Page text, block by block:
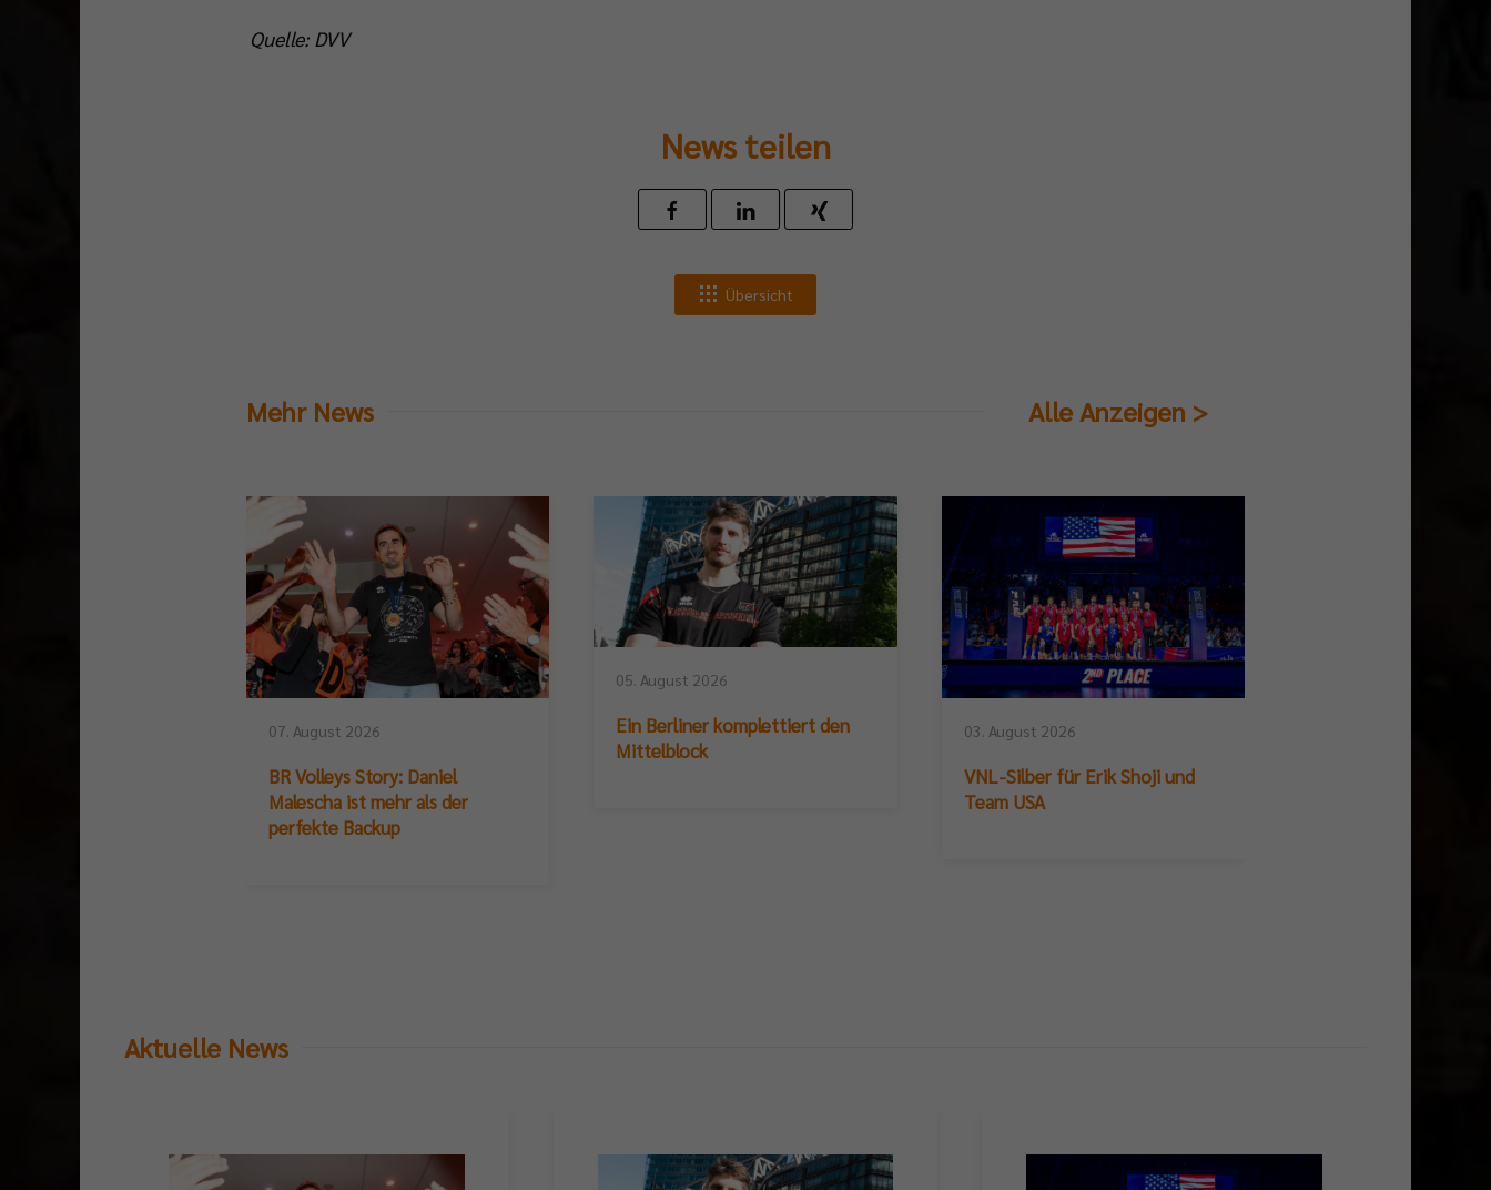
Quelle: DVV
News teilen
Übersicht
Mehr News Alle Anzeigen >
07. August 2026
BR Volleys Story: Daniel
Malescha ist mehr als der
perfekte Backup
05. August 2026
Ein Berliner komplettiert den
Mittelblock
03. August 2026
VNL-Silber für Erik Shoji und
Team USA
Aktuelle News